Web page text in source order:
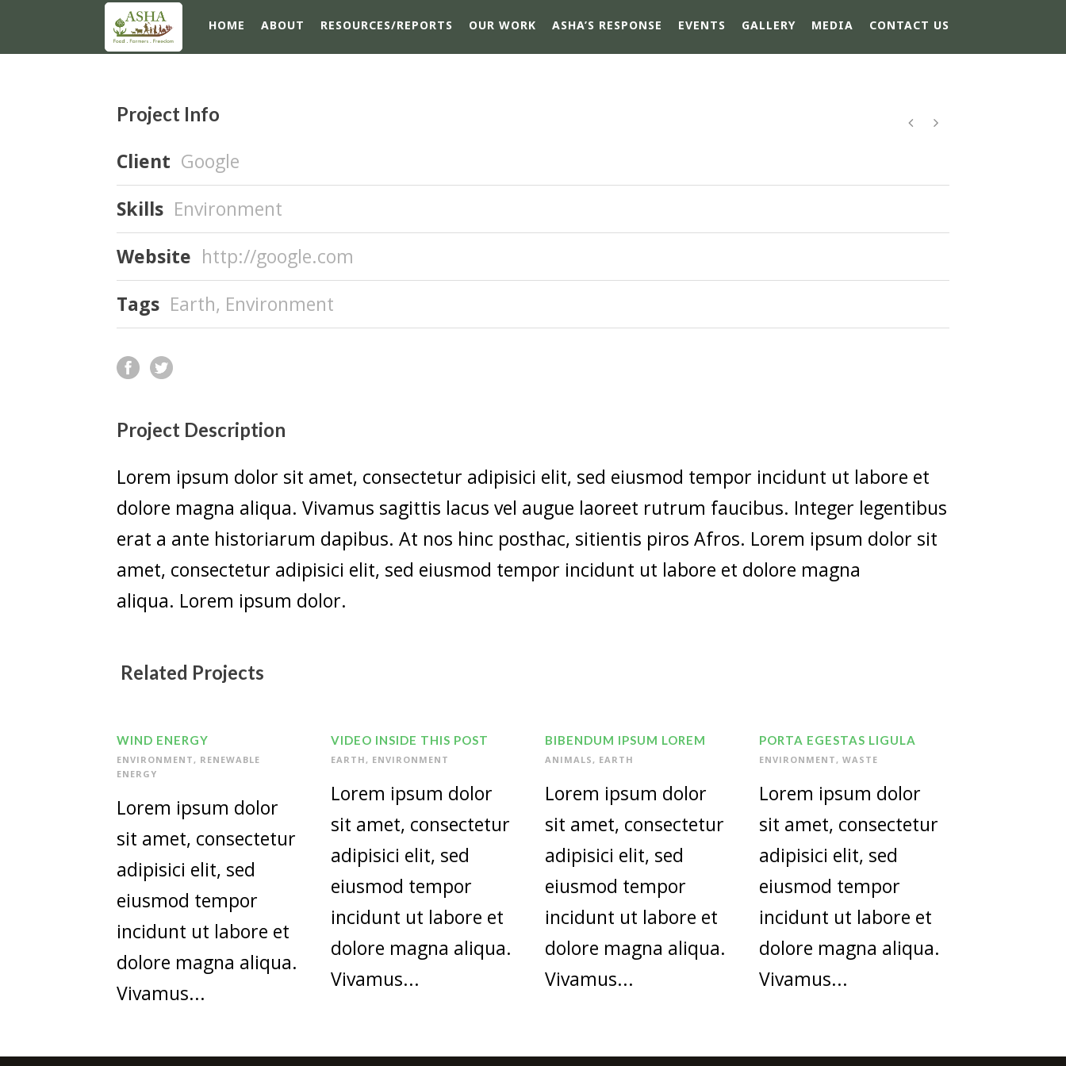
HOME ABOUT RESOURCES/REPORTS OUR WORK ASHA’S RESPONSE EVENTS GALLERY MEDIA CONTACT US
Project Info
Client Google
Skills Environment
Website http://google.com
Tags Earth, Environment
Project Description
Lorem ipsum dolor sit amet, consectetur adipisici elit, sed eiusmod tempor incidunt ut labore et
dolore magna aliqua. Vivamus sagittis lacus vel augue laoreet rutrum faucibus. Integer legentibus
erat a ante historiarum dapibus. At nos hinc posthac, sitientis piros Afros. Lorem ipsum dolor sit
amet, consectetur adipisici elit, sed eiusmod tempor incidunt ut labore et dolore magna
aliqua. Lorem ipsum dolor.
Related Projects
WIND ENERGY
ENVIRONMENT, RENEWABLE
ENERGY
Lorem ipsum dolor
sit amet, consectetur
adipisici elit, sed
eiusmod tempor
incidunt ut labore et
dolore magna aliqua.
Vivamus...
VIDEO INSIDE THIS POST
EARTH, ENVIRONMENT
Lorem ipsum dolor
sit amet, consectetur
adipisici elit, sed
eiusmod tempor
incidunt ut labore et
dolore magna aliqua.
Vivamus...
BIBENDUM IPSUM LOREM
ANIMALS, EARTH
Lorem ipsum dolor
sit amet, consectetur
adipisici elit, sed
eiusmod tempor
incidunt ut labore et
dolore magna aliqua.
Vivamus...
PORTA EGESTAS LIGULA
ENVIRONMENT, WASTE
Lorem ipsum dolor
sit amet, consectetur
adipisici elit, sed
eiusmod tempor
incidunt ut labore et
dolore magna aliqua.
Vivamus...